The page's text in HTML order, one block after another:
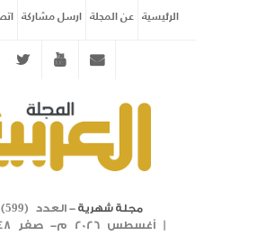
الرئيسية عن المجلة ارسل مشاركة اتصل
Twitter youtube
مجلة شهرية- العدد ( 599
)
| أغسطس 2026 م- صفر 1448 هـ